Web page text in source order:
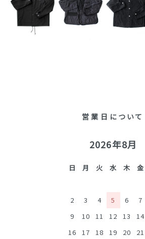
営業日について
2026年8月
日 月 火 水 木 金
2
3 4 5 6 7
9
10 11 12 13 14
16
17 18 19 20 21